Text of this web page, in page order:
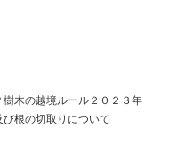
木の越境ルール２０２３年
根の切取りについて